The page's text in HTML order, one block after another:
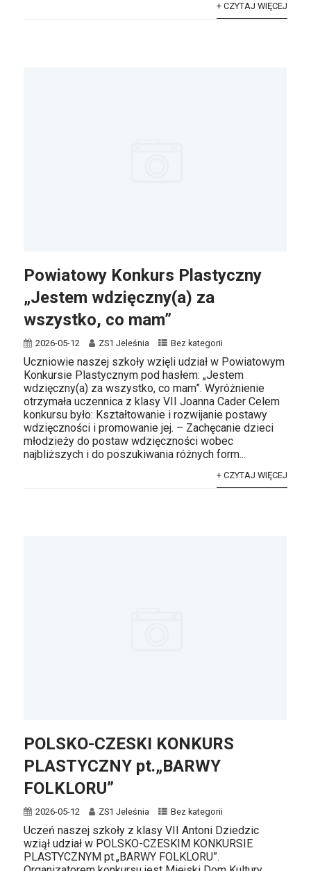
+ CZYTAJ WIĘCEJ
Powiatowy Konkurs Plastyczny
„Jestem wdzięczny(a) za
wszystko, co mam”
2026-05-12 ZS1 Jeleśnia Bez kategorii
Uczniowie naszej szkoły wzięli udział w Powiatowym
Konkursie Plastycznym pod hasłem: „Jestem
wdzięczny(a) za wszystko, co mam”. Wyróżnienie
otrzymała uczennica z klasy VII Joanna Cader Celem
konkursu było: Kształtowanie i rozwijanie postawy
wdzięczności i promowanie jej. – Zachęcanie dzieci
młodzieży do postaw wdzięczności wobec
najbliższych i do poszukiwania różnych form...
+ CZYTAJ WIĘCEJ
POLSKO-CZESKI KONKURS
PLASTYCZNY pt.„BARWY
FOLKLORU”
2026-05-12 ZS1 Jeleśnia Bez kategorii
Uczeń naszej szkoły z klasy VII Antoni Dziedzic
wziął udział w POLSKO-CZESKIM KONKURSIE
PLASTYCZNYM pt.„BARWY FOLKLORU”.